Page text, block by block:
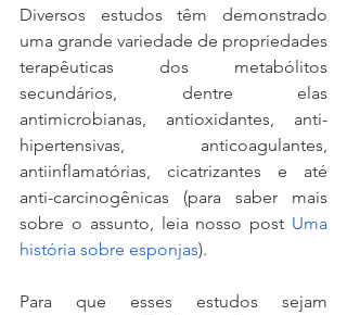
Diversos estudos têm demonstrado
uma grande variedade de propriedades
terapêuticas dos metabólitos
secundários, dentre elas
antimicrobianas, antioxidantes, anti-
hipertensivas, anticoagulantes,
antiinflamatórias, cicatrizantes e até
anti-carcinogênicas (para saber mais
sobre o assunto, leia nosso post Uma
história sobre esponjas).
Para que esses estudos sejam